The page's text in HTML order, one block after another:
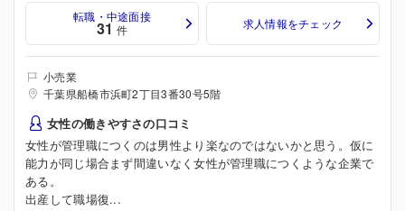
転職・中途面接
31 件 求人情報をチェック
小売業
千葉県船橋市浜町2丁目3番30号5階
女性の働きやすさの口コミ
女性が管理職につくのは男性より楽なのではないかと思う。仮に
能力が同じ場合まず間違いなく女性が管理職につくような企業で
ある。
出産して職場復...